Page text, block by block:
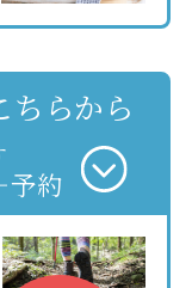
ちらから
予約